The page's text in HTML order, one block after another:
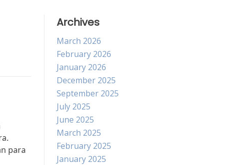
para
Archives
March 2026
February 2026
January 2026
December 2025
September 2025
July 2025
June 2025
March 2025
February 2025
January 2025